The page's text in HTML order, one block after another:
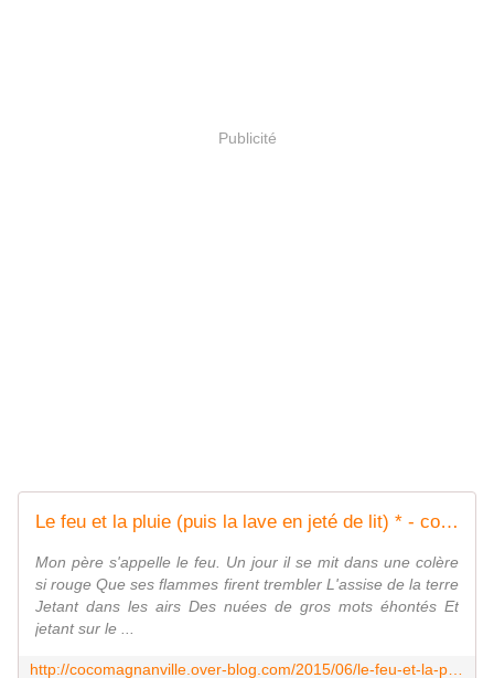
Publicité
Le feu et la pluie (puis la lave en jeté de lit) * - coco Magnanville
Mon père s'appelle le feu. Un jour il se mit dans une colère
si rouge Que ses flammes firent trembler L'assise de la terre
Jetant dans les airs Des nuées de gros mots éhontés Et
jetant sur le ...